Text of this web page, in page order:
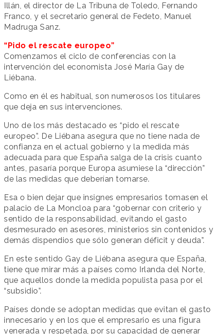
Illán, el director de La Tribuna de Toledo, Fernando
Franco, y el secretario general de Fedeto, Manuel
Madruga Sanz.
“Pido el rescate europeo”
Comenzamos el ciclo de conferencias con la
intervención del economista José María Gay de
Liébana.
Como en él es habitual, son numerosos los titulares
que deja en sus intervenciones.
Uno de los más destacado es “pido el rescate
europeo”. De Liébana asegura que no tiene nada de
confianza en el actual gobierno y la medida más
adecuada para que España salga de la crisis cuanto
antes, pasaría porque Europa asumiese la “dirección”
de las medidas que deberían tomarse.
Esa o bien dejar que insignes empresarios tomasen el
palacio de La Moncloa para “gobernar con criterio y
sentido de la responsabilidad, evitando el gasto
desmesurado en asesores, ministerios sin contenidos y
demás dispendios que sólo generan déficit y deuda”.
En este sentido Gay de Liébana asegura que España,
tiene que mirar más a países como Irlanda del Norte,
que aquellos donde la medida populista pasa por el
“subsidio”.
Países donde se adoptan medidas que evitan el gasto
innecesario y en los que el empresario es una figura
venerada y respetada, por su capacidad de generar